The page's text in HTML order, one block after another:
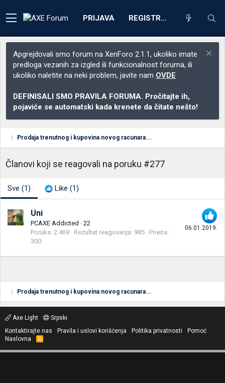
PRIJAVA REGISTRACIJA
Apgrejdovali smo forum na XenForo 2.1.1, ukoliko imate
predloga vezanih za izgled ili funkcionalnost foruma, ili
ukoliko naletite na neki problem, javite nam OVDE
DEFINISALI SMO PRAVILA FORUMA. Pročitajte ih,
pojaviće se automatski kada krenete da čitate nešto!
Prodaja trenutnog i kupovina novog racunara...
Članovi koji se reagovali na poruku #277
Sve (1) Like (1)
06.01.2019.
Uni
PCAXE Addicted · 22
Poruka 2.469 Rezultat reagovanja 985
Poena
300
Prodaja trenutnog i kupovina novog racunara...
Axe Light
Srpski
Kontaktirajte nas
Pravila i uslovi korišćenja Politika privatnosti
Pomoć
Naslovna
R
S